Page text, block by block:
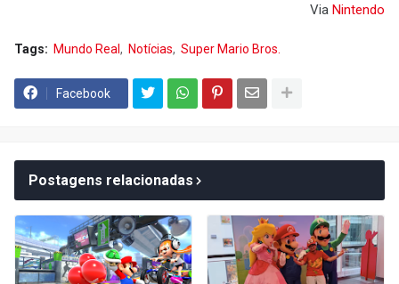
Via Nintendo
Tags: Mundo Real Notícias Super Mario Bros.
Facebook
Postagens relacionadas